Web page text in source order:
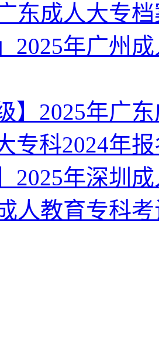
东成人大专
2025年广州
】2025年广
专科2024年
2025年深圳
人教育专科